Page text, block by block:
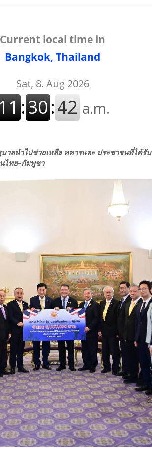
Current local time in
Bangkok, Thailand
าลนำไปช่วยเหลือ ทหารและ ประชาชนที่ได้รั
ไทย–กัมพูชา